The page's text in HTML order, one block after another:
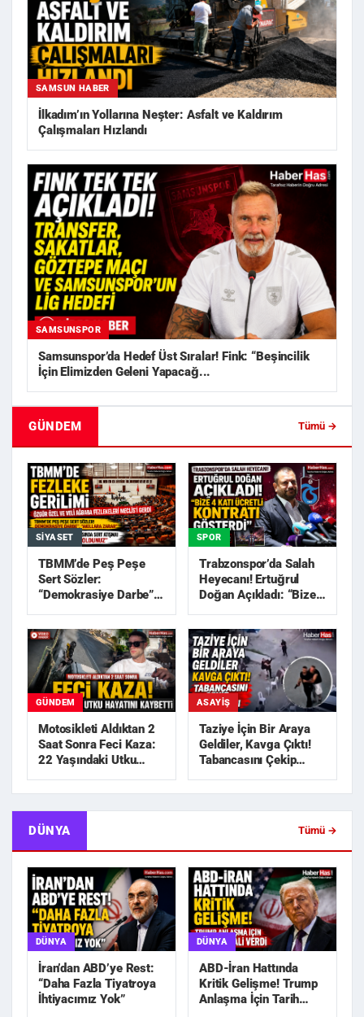
SAMSUN HABER
İlkadım’ın Yollarına Neşter: Asfalt ve Kaldırım
Çalışmaları Hızlandı
SAMSUNSPOR
Samsunspor’da Hedef Üst Sıralar! Fink: “Beşincilik
İçin Elimizden Geleni Yapacağ...
GÜNDEM Tümü →
SIYASET
TBMM’de Peş Peşe
Sert Sözler:
“Demokrasiye Darbe”,
SPOR
Trabzonspor’da Salah
Heyecanı! Ertuğrul
Doğan Açıkladı: “Bize
GÜNDEM
Motosikleti Aldıktan 2
Saat Sonra Feci Kaza:
22 Yaşındaki Utku
ASAYIŞ
Taziye İçin Bir Araya
Geldiler, Kavga Çıktı!
Tabancasını Çekip
DÜNYA Tümü →
DÜNYA
İran’dan ABD’ye Rest:
“Daha Fazla Tiyatroya
İhtiyacımız Yok”
DÜNYA
ABD-İran Hattında
Kritik Gelişme! Trump
Anlaşma İçin Tarih